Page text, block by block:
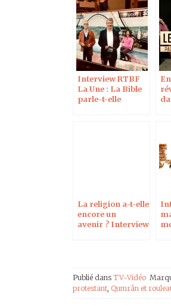
Interview RTBF
La Une : La Bible
parle-t-elle
La religion a-t-elle
encore un
avenir ? Interview
Publié dans TV-Vidéo
protestant, Qumrân et